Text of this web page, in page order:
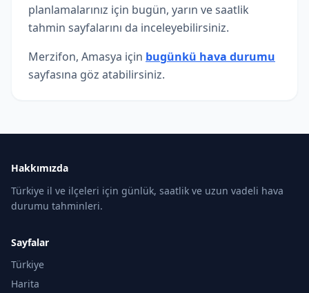
planlamalarınız için bugün, yarın ve saatlik
tahmin sayfalarını da inceleyebilirsiniz.
Merzifon, Amasya için bugünkü hava durumu
sayfasına göz atabilirsiniz.
Hakkımızda
Türkiye il ve ilçeleri için günlük, saatlik ve uzun vadeli hava
durumu tahminleri.
Sayfalar
Türkiye
Harita